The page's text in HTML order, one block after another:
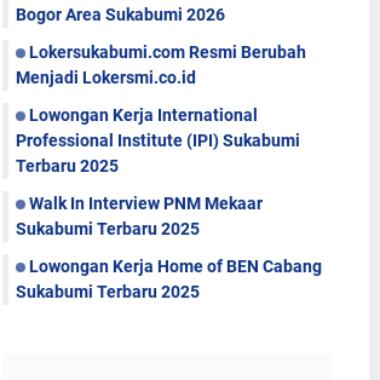
Bogor Area Sukabumi 2026
Lokersukabumi.com Resmi Berubah
Menjadi Lokersmi.co.id
Lowongan Kerja International
Professional Institute (IPI) Sukabumi
Terbaru 2025
Walk In Interview PNM Mekaar
Sukabumi Terbaru 2025
Lowongan Kerja Home of BEN Cabang
Sukabumi Terbaru 2025